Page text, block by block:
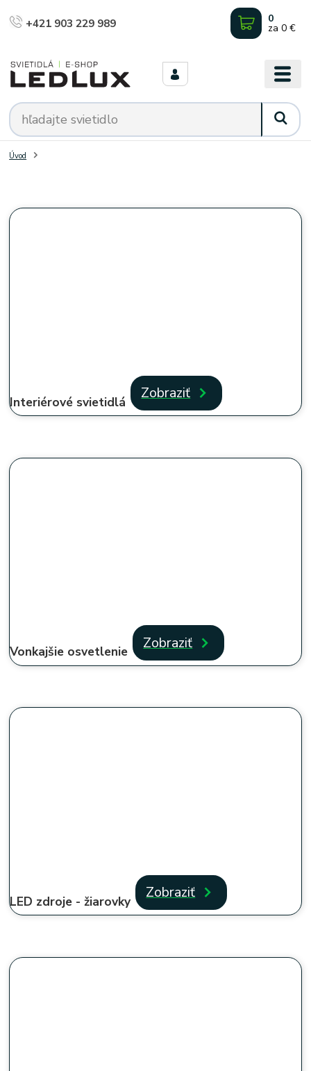
+421 903 229 989 0
za 0 €
Úvod
Interiérové svietidlá Zobraziť
Vonkajšie osvetlenie Zobraziť
LED zdroje - žiarovky Zobraziť